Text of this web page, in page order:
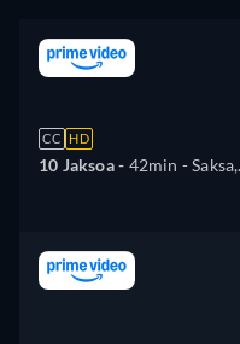
CC HD
10 Jaksoa - 42min - Saksa,